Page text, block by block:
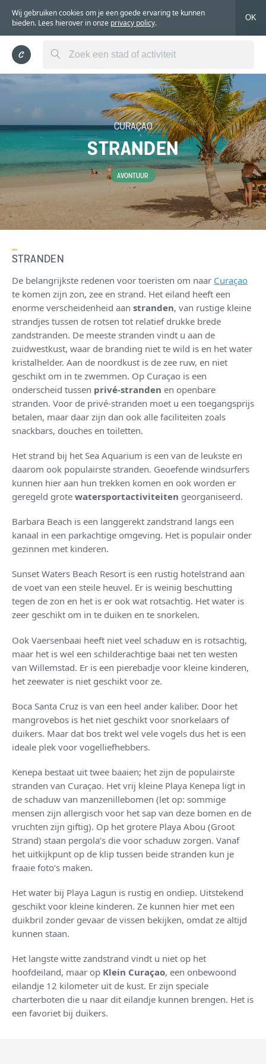
Wij gebruiken cookies om je een goede ervaring te kunnen
bieden. Lees hierover in onze privacy policy.
OK
CURAÇAO
STRANDEN
AVONTUUR
STRANDEN
De belangrijkste redenen voor toeristen om naar Curaçao
te komen zijn zon, zee en strand. Het eiland heeft een
enorme verscheidenheid aan stranden, van rustige kleine
strandjes tussen de rotsen tot relatief drukke brede
zandstranden. De meeste stranden vindt u aan de
zuidwestkust, waar de branding niet te wild is en het water
kristalhelder. Aan de noordkust is de zee ruw, en niet
geschikt om in te zwemmen. Op Curaçao is een
onderscheid tussen privé-stranden en openbare
stranden. Voor de privé-stranden moet u een toegangsprijs
betalen, maar daar zijn dan ook alle faciliteiten zoals
snackbars, douches en toiletten.
Het strand bij het Sea Aquarium is een van de leukste en
daarom ook populairste stranden. Geoefende windsurfers
kunnen hier aan hun trekken komen en ook worden er
geregeld grote watersportactiviteiten georganiseerd.
Barbara Beach is een langgerekt zandstrand langs een
kanaal in een parkachtige omgeving. Het is populair onder
gezinnen met kinderen.
Sunset Waters Beach Resort is een rustig hotelstrand aan
de voet van een steile heuvel. Er is weinig beschutting
tegen de zon en het is er ook wat rotsachtig. Het water is
zeer geschikt om in te duiken en te snorkelen.
Ook Vaersenbaai heeft niet veel schaduw en is rotsachtig,
maar het is wel een schilderachtige baai net ten westen
van Willemstad. Er is een pierebadje voor kleine kinderen,
het zeewater is niet geschikt voor ze.
Boca Santa Cruz is van een heel ander kaliber. Door het
mangrovebos is het niet geschikt voor snorkelaars of
duikers. Maar dat bos trekt wel vele vogels dus het is een
ideale plek voor vogelliefhebbers.
Kenepa bestaat uit twee baaien; het zijn de populairste
stranden van Curaçao. Het vrij kleine Playa Kenepa ligt in
de schaduw van manzenillebomen (let op: sommige
mensen zijn allergisch voor het sap van deze bomen en de
vruchten zijn giftig). Op het grotere Playa Abou (Groot
Strand) staan pergola’s die voor schaduw zorgen. Vanaf
het uitkijkpunt op de klip tussen beide stranden kun je
fraaie foto’s maken.
Het water bij Playa Lagun is rustig en ondiep. Uitstekend
geschikt voor kleine kinderen. Ze kunnen hier met een
duikbril zonder gevaar de vissen bekijken, omdat ze altijd
kunnen staan.
Het langste witte zandstrand vindt u niet op het
hoofdeiland, maar op Klein Curaçao, een onbewoond
eilandje 12 kilometer uit de kust. Er zijn speciale
charterboten die u naar dit eilandje kunnen brengen. Het is
een favoriet bij duikers.